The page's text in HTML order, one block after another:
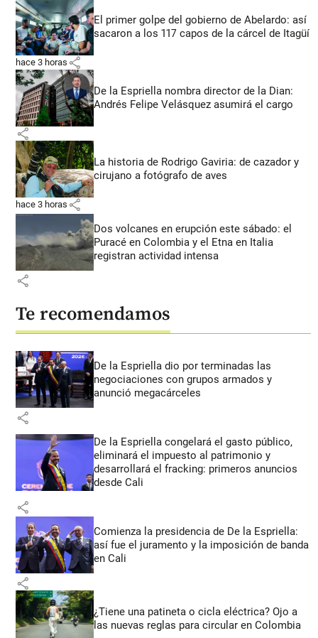
El primer golpe del gobierno de Abelardo: así
sacaron a los 117 capos de la cárcel de Itagüí
hace 3 horas share
De la Espriella nombra director de la Dian:
Andrés Felipe Velásquez asumirá el cargo
share
La historia de Rodrigo Gaviria: de cazador y
cirujano a fotógrafo de aves
hace 3 horas share
Dos volcanes en erupción este sábado: el
Puracé en Colombia y el Etna en Italia
registran actividad intensa
share
Te recomendamos
De la Espriella dio por terminadas las
negociaciones con grupos armados y
anunció megacárceles
share
De la Espriella congelará el gasto público,
eliminará el impuesto al patrimonio y
desarrollará el fracking: primeros anuncios
desde Cali
share
Comienza la presidencia de De la Espriella:
así fue el juramento y la imposición de banda
en Cali
share
¿Tiene una patineta o cicla eléctrica? Ojo a
las nuevas reglas para circular en Colombia